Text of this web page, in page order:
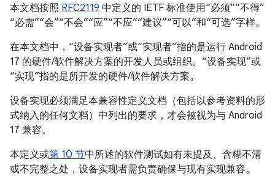
本文档按照 RFC2119 中定义的 IETF 标准使用“必须”“不得”
“必需”“会”“不会”“应”“不应”“建议”“可以”和“可选”字样。
在本文档中，“设备实现者”或“实现者”指的是运行 Android
17 的硬件/软件解决方案的开发人员或组织。“设备实现”或
“实现”指的是所开发的硬件/软件解决方案。
设备实现必须满足本兼容性定义文档（包括以参考资料的形
式纳入的任何文档）中列出的要求，才会被视为与 Android
17 兼容。
本定义或第 10 节中所述的软件测试如有未提及、含糊不清
或不完整之处，设备实现者需负责确保与现有实现兼容。